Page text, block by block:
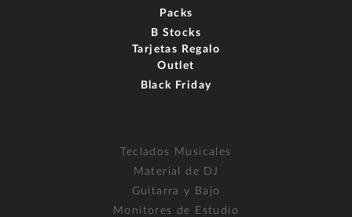
Packs
B Stocks
Tarjetas Regalo
Outlet
Black Friday
Teclados Musicales
Material de DJ
Guitarra y Bajo
Monitores de Estudio